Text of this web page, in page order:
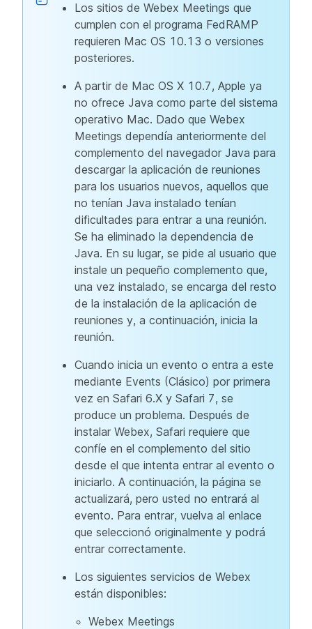
Los sitios de Webex Meetings que
cumplen con el programa FedRAMP
requieren Mac OS 10.13 o versiones
posteriores.
A partir de Mac OS X 10.7, Apple ya
no ofrece Java como parte del sistema
operativo Mac. Dado que Webex
Meetings dependía anteriormente del
complemento del navegador Java para
descargar la aplicación de reuniones
para los usuarios nuevos, aquellos que
no tenían Java instalado tenían
dificultades para entrar a una reunión.
Se ha eliminado la dependencia de
Java. En su lugar, se pide al usuario que
instale un pequeño complemento que,
una vez instalado, se encarga del resto
de la instalación de la aplicación de
reuniones y, a continuación, inicia la
reunión.
Cuando inicia un evento o entra a este
mediante Events (Clásico) por primera
vez en Safari 6.X y Safari 7, se
produce un problema. Después de
instalar Webex, Safari requiere que
confíe en el complemento del sitio
desde el que intenta entrar al evento o
iniciarlo. A continuación, la página se
actualizará, pero usted no entrará al
evento. Para entrar, vuelva al enlace
que seleccionó originalmente y podrá
entrar correctamente.
Los siguientes servicios de Webex
están disponibles:
Webex Meetings